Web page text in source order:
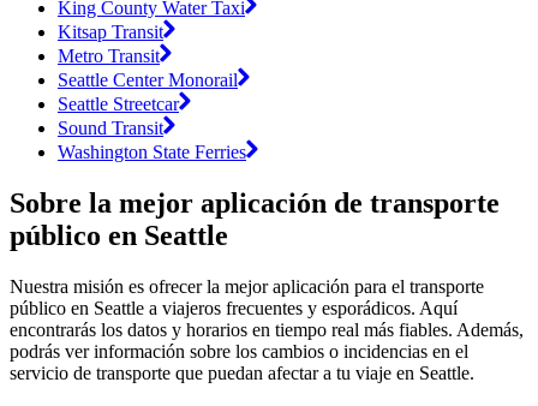
King County Water Taxi
Kitsap Transit
Metro Transit
Seattle Center Monorail
Seattle Streetcar
Sound Transit
Washington State Ferries
Sobre la mejor aplicación de transporte
público en Seattle
Nuestra misión es ofrecer la mejor aplicación para el transporte
público en Seattle a viajeros frecuentes y esporádicos. Aquí
encontrarás los datos y horarios en tiempo real más fiables. Además,
podrás ver información sobre los cambios o incidencias en el
servicio de transporte que puedan afectar a tu viaje en Seattle.